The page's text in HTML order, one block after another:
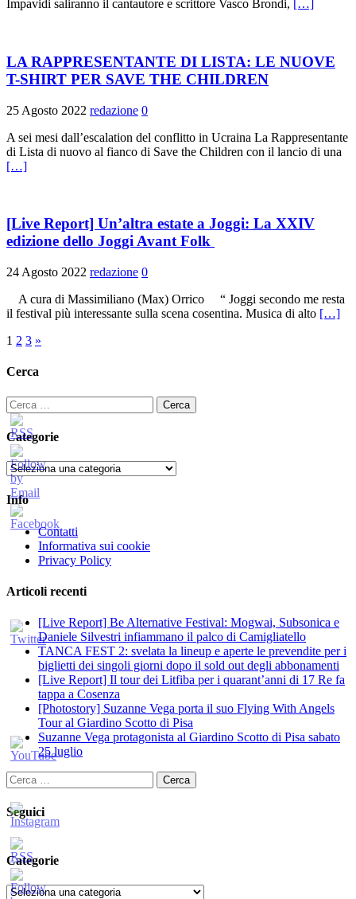
Impavidi saliranno il cantautore e scrittore Vasco Brondi, […]
LA RAPPRESENTANTE DI LISTA: LE NUOVE
T-SHIRT PER SAVE THE CHILDREN
25 Agosto 2022 redazione 0
A sei mesi dall’escalation del conflitto in Ucraina La Rappresentante
di Lista di nuovo al fianco di Save the Children con il lancio di una
[…]
[Live Report] Un’altra estate a Joggi: La XXIV
edizione dello Joggi Avant Folk
24 Agosto 2022 redazione 0
A cura di Massimiliano (Max) Orrico “ Joggi secondo me resta
il festival più interessante sulla scena cosentina. Musica di alto […]
Paginazione
degli
1 2 3 »
Cerca
Ricerca
per:
Categorie
Categorie
Info
Contatti
Informativa sui cookie
Privacy Policy
Articoli recenti
[Live Report] Be Alternative Festival: Mogwai, Subsonica e
Daniele Silvestri infiammano il palco di Camigliatello
TANCA FEST 2: svelata la lineup e aperte le prevendite per i
biglietti dei singoli giorni dopo il sold out degli abbonamenti
[Live Report] Il tour dei Litfiba per i quarant’anni di 17 Re fa
tappa a Cosenza
[Photostory] Suzanne Vega porta il suo Flying With Angels
Tour al Giardino Scotto di Pisa
Suzanne Vega protagonista al Giardino Scotto di Pisa sabato
25 luglio
Ricerca
per:
Seguici
Categorie
Categorie